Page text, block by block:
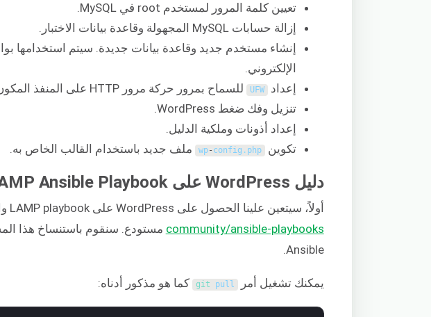
تعيين كلمة المرور لمستخدم root في MySQL.
إزالة حسابات MySQL المجهولة وقاعدة بيانات الاختبار.
الإلكتروني.
إعداد UFW للسماح بمرور حركة مرور HTTP على المنفذ المكون (
تنزيل وفك ضغط WordPress.
إعداد أذونات وملكية الدليل.
تكوين
wp- config . php ملف جديد باستخدام القالب الخاص به.
دليل WordPress على LAMP Ansible Playbook
أولاً، سيتعين علينا الحصول على WordPress على LAMP playbook والتبعيات الخاصة به من
community/ansible-playbooks مستودع. سنقوم باستنساخ هذا
Ansible.
يمكنك تشغيل أمر git pull كما هو مذكور أدناه: